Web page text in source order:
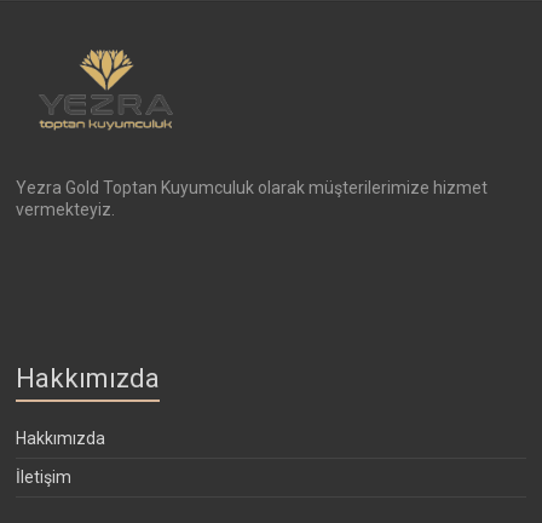
Yezra Gold Toptan Kuyumculuk olarak müşterilerimize hizmet
vermekteyiz.
Hakkımızda
Hakkımızda
İletişim